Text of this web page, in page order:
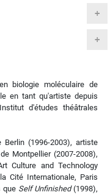
biologie moléculaire de
en tant qu'artiste depuis
d'études théâtrales
(1996-2003), artiste
Montpellier (2007-2008),
Culture and Technology
Cité Internationale, Paris
que Self Unfinished(1998),